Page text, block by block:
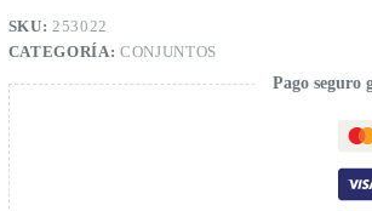
SKU:253022
CATEGORÍA: CONJUNTOS
Pago seguro